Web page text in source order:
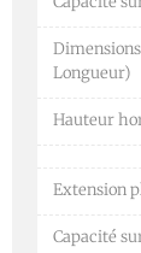
Longueur)
Hauteur
Extension
Capacité